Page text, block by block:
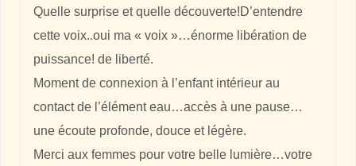
Quelle surprise et quelle découverte!D’entendre
cette voix..oui ma « voix »…énorme libération de
puissance! de liberté.
Moment de connexion à l’enfant intérieur au
contact de l’élément eau…accès à une pause…
une écoute profonde, douce et légère.
Merci aux femmes pour votre belle lumière…votre